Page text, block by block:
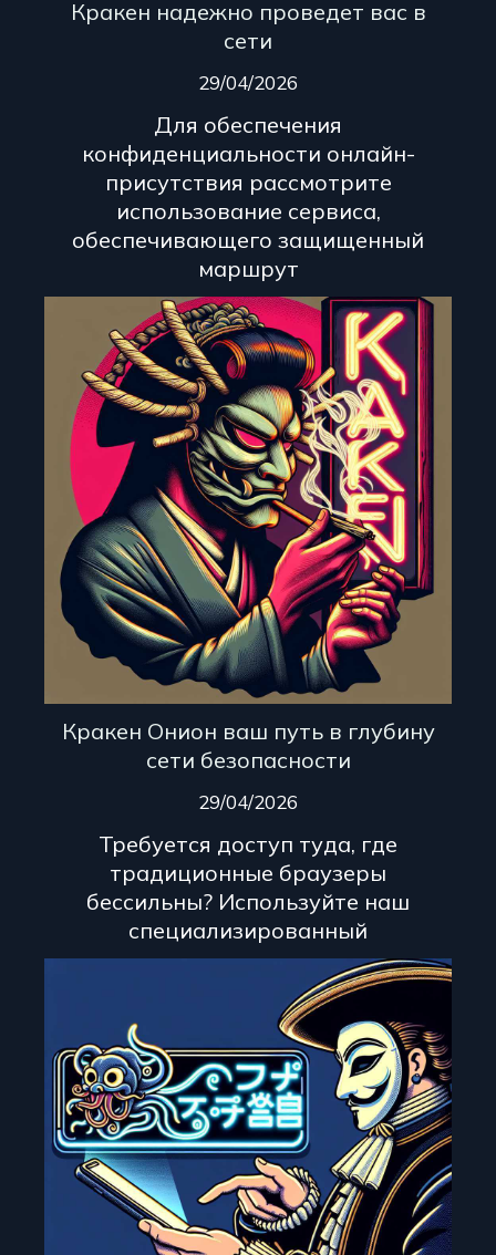
Кракен надежно проведет вас в
сети
29/04/2026
Для обеспечения
конфиденциальности онлайн-
присутствия рассмотрите
использование сервиса,
обеспечивающего защищенный
маршрут
Кракен Онион ваш путь в глубину
сети безопасности
29/04/2026
Требуется доступ туда, где
традиционные браузеры
бессильны? Используйте наш
специализированный